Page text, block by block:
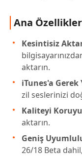
Ana Özellikler
Kesintisiz
aktarın.
iTunes'a Gerek
zil seslerinizi
Kaliteyi
aktarın.
Geniş
26/18 Beta